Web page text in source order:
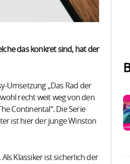
das konkret sind, hat der
Umsetzung „Das Rad der
recht weit weg von den
Continental“. Die Serie
ist hier der junge Winston
Klassiker ist sicherlich der